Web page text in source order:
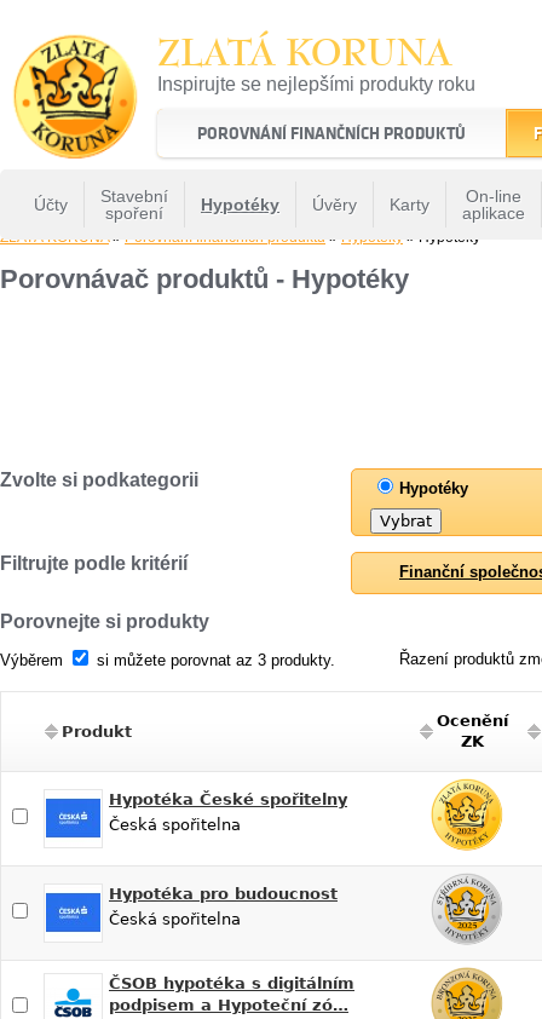
ZLATÁ KORUNA
Inspirujte se nejlepšími produkty roku
22 let tradice a kvality na finančním trhu
POROVNÁNÍ FINANČNÍCH PRODUKTŮ
Účty
Stavební
spoření
Hypotéky Úvěry Karty
On-line
aplikace
ZLATÁ KORUNA» Porovnání finančních produktů » Hypotéky » Hypotéky
Porovnávač produktů - Hypotéky
Zvolte si podkategorii Hypotéky
Filtrujte podle kritérií Finanční
Porovnejte si produkty
Řazení produktů
Výběrem si můžete porovnat az 3 produkty.
Produkt
Ocenění
ZK
Hypotéka České spořitelny
Česká spořitelna
Hypotéka pro budoucnost
Česká spořitelna
ČSOB hypotéka s digitálním
podpisem a Hypoteční zó…